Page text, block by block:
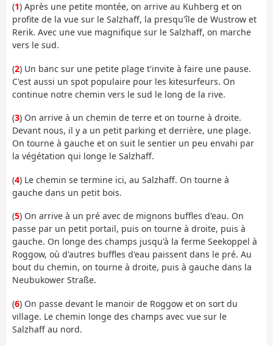
(1) Après une petite montée, on arrive au Kuhberg et on
profite de la vue sur le Salzhaff, la presqu'île de Wustrow et
Rerik. Avec une vue magnifique sur le Salzhaff, on marche
vers le sud.
(2) Un banc sur une petite plage t'invite à faire une pause.
C'est aussi un spot populaire pour les kitesurfeurs. On
continue notre chemin vers le sud le long de la rive.
(3) On arrive à un chemin de terre et on tourne à droite.
Devant nous, il y a un petit parking et derrière, une plage.
On tourne à gauche et on suit le sentier un peu envahi par
la végétation qui longe le Salzhaff.
(4) Le chemin se termine ici, au Salzhaff. On tourne à
gauche dans un petit bois.
(5) On arrive à un pré avec de mignons buffles d'eau. On
passe par un petit portail, puis on tourne à droite, puis à
gauche. On longe des champs jusqu'à la ferme Seekoppel à
Roggow, où d'autres buffles d'eau paissent dans le pré. Au
bout du chemin, on tourne à droite, puis à gauche dans la
Neubukower Straße.
(6) On passe devant le manoir de Roggow et on sort du
village. Le chemin longe des champs avec vue sur le
Salzhaff au nord.